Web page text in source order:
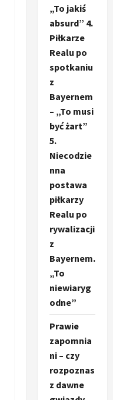
„To jakiś
absurd” 4.
Piłkarze
Realu po
spotkaniu
z
Bayernem
– „To musi
być żart”
5.
Niecodzie
nna
postawa
piłkarzy
Realu po
rywalizacji
z
Bayernem.
„To
niewiaryg
odne”
Prawie
zapomnia
ni – czy
rozpoznas
z dawne